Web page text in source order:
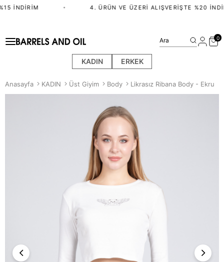
İNDIRIM 4. ÜRÜN VE ÜZERI ALIŞVERIŞTE %20
KADIN ERKEK
Ara 0
Anasayfa KADIN Üst Giyim Body Likrasız Ribana Body - Ekru